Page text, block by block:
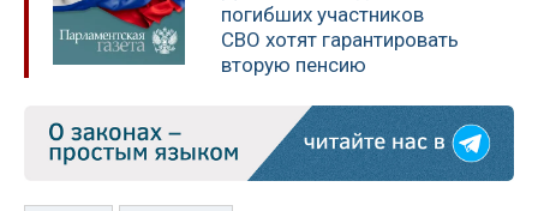
погибших участников
СВО хотят гарантировать
вторую пенсию